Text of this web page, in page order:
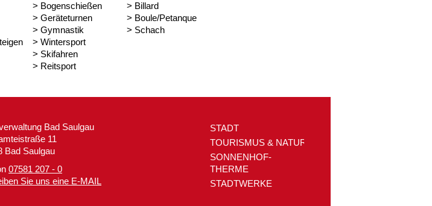
> Bogenschießen
> Geräteturnen
> Gymnastik
> Wintersport
> Skifahren
> Reitsport
> Billard
> Boule/Petanque
> Schach
Bad Saulgau
11
Bad Saulgau
07581 207 - 0
Sie uns eine E-MAIL
STADT
TOURISMUS & NATUR
SONNENHOF-
THERME
STADTWERKE